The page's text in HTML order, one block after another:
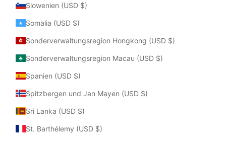
Slowenien (USD $)
Somalia (USD $)
Sonderverwaltungsregion Hongkong (USD $)
Sonderverwaltungsregion Macau (USD $)
Spanien (USD $)
Spitzbergen und Jan Mayen (USD $)
Sri Lanka (USD $)
St. Barthélemy (USD $)